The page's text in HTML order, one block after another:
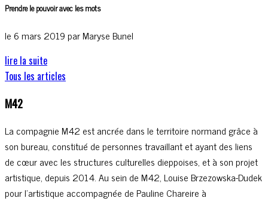
Prendre le pouvoir avec les mots
le 6 mars 2019 par Maryse Bunel
lire la suite
Tous les articles
M42
La compagnie M42 est ancrée dans le territoire normand grâce à
son bureau, constitué de personnes travaillant et ayant des liens
de cœur avec les structures culturelles dieppoises, et à son projet
artistique, depuis 2014. Au sein de M42, Louise Brzezowska-Dudek
pour l’artistique accompagnée de Pauline Chareire à